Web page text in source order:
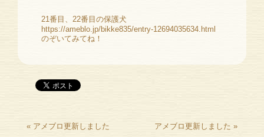
21番目、22番目の保護犬
https://ameblo.jp/bikke835/entry-12694035634.html
のぞいてみてね！
« アメブロ更新しました アメブロ更新しました »